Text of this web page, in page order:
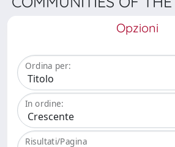
Opzioni
Ordina per:
In ordine:
Risultati/Pagina